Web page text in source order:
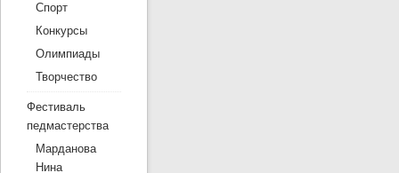
Спорт
Конкурсы
Олимпиады
Творчество
Фестиваль
педмастерства
Марданова
Нина